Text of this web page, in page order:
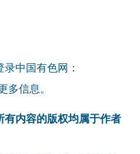
中国有色网：
多信息。
有内容的版权均属于作者